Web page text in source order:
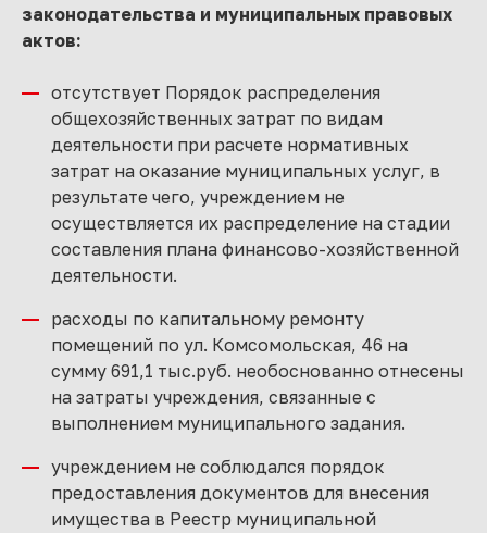
законодательства и муниципальных правовых
актов:
отсутствует Порядок распределения
общехозяйственных затрат по видам
деятельности при расчете нормативных
затрат на оказание муниципальных услуг, в
результате чего, учреждением не
осуществляется их распределение на стадии
составления плана финансово-хозяйственной
деятельности.
расходы по капитальному ремонту
помещений по ул. Комсомольская, 46 на
сумму 691,1 тыс.руб. необоснованно отнесены
на затраты учреждения, связанные с
выполнением муниципального задания.
учреждением не соблюдался порядок
предоставления документов для внесения
имущества в Реестр муниципальной